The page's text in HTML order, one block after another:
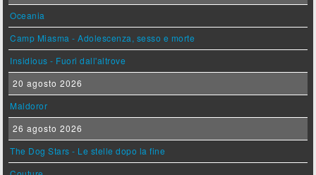
Oceania
Camp Miasma - Adolescenza, sesso e morte
Insidious - Fuori dall'altrove
20 agosto 2026
Maldoror
26 agosto 2026
The Dog Stars - Le stelle dopo la fine